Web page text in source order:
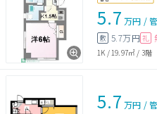
5.7 万円 /
敷 5.7万円 礼
1K /19.97㎡ / 3階
5.7 万円 /